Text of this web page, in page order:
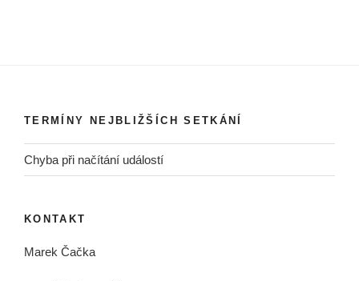
TERMÍNY NEJBLIŽŠÍCH SETKÁNÍ
Chyba při načítání událostí
KONTAKT
Marek Čačka